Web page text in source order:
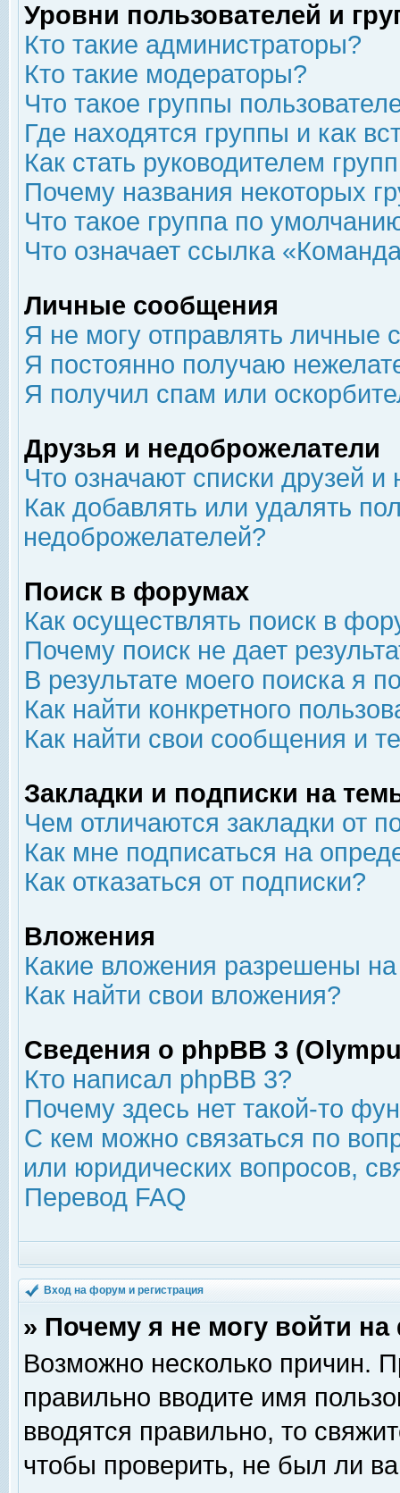
Уровни пользователей и
Кто такие администраторы?
Кто такие модераторы?
Что такое группы
Где находятся группы и как
Как стать руководителем
Почему названия некоторых
Что такое группа по
Что означает ссылка
Личные сообщения
Я не могу отправлять личные
Я постоянно получаю
Я получил спам или
Друзья и недоброжелатели
Что означают списки друзей
Как добавлять или удалять
недоброжелателей?
Поиск в форумах
Как осуществлять поиск в
Почему поиск не дает
В результате моего поиска я
Как найти конкретного
Как найти свои сообщения и
Закладки и подписки на
Чем отличаются закладки от
Как мне подписаться на
Как отказаться от подписки?
Вложения
Какие вложения разрешены
Как найти свои вложения?
Сведения о phpBB 3
Кто написал phpBB 3?
Почему здесь нет такой-то
С кем можно связаться по
или юридических вопросов,
Перевод FAQ
Вход на форум и регистрация
» Почему я не могу войти
Возможно несколько причин.
правильно вводите имя
вводятся правильно, то
чтобы проверить, не был ли